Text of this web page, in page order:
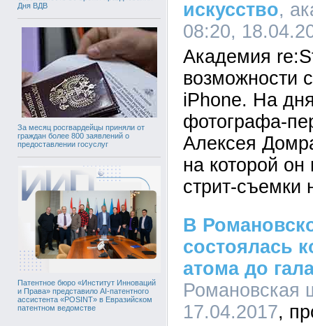
Дня ВДВ
За месяц росгвардейцы приняли от
граждан более 800 заявлений о
предоставлении госуслуг
Патентное бюро «Институт Инноваций
и Права» представило AI-патентного
ассистента «POSINT» в Евразийском
патентном ведомстве
искусство,
08:20,
Академия
возможности
iPhone. На
фотографа-
Алексея
на которой
стрит-съемки
В
состоялась
атома до
Романовская
17.04.2017